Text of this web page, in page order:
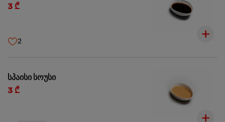
3 ₾
2
სპაისი სოუსი
3 ₾